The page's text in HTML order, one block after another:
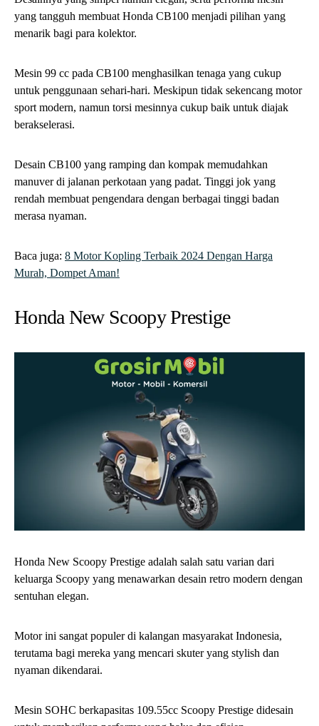
yang tangguh membuat Honda CB100 menjadi pilihan yang
menarik bagi para kolektor.
Mesin 99 cc pada CB100 menghasilkan tenaga yang cukup
untuk penggunaan sehari-hari. Meskipun tidak sekencang motor
sport modern, namun torsi mesinnya cukup baik untuk diajak
berakselerasi.
Desain CB100 yang ramping dan kompak memudahkan
manuver di jalanan perkotaan yang padat. Tinggi jok yang
rendah membuat pengendara dengan berbagai tinggi badan
merasa nyaman.
Baca juga: 8 Motor Kopling Terbaik 2024 Dengan Harga
Murah, Dompet Aman!
Honda New Scoopy Prestige
Honda New Scoopy Prestige adalah salah satu varian dari
keluarga Scoopy yang menawarkan desain retro modern dengan
sentuhan elegan.
Motor ini sangat populer di kalangan masyarakat Indonesia,
terutama bagi mereka yang mencari skuter yang stylish dan
nyaman dikendarai.
Mesin SOHC berkapasitas 109.55cc Scoopy Prestige didesain